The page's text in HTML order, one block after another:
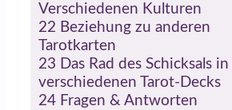
Verschiedenen Kulturen
22 Beziehung zu anderen
Tarotkarten
23 Das Rad des Schicksals in
verschiedenen Tarot-Decks
24 Fragen & Antworten